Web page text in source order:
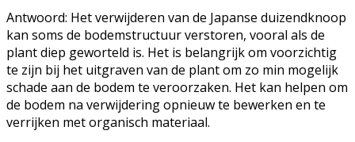
Antwoord: Het verwijderen van de Japanse duizendknoop
kan soms de bodemstructuur verstoren, vooral als de
plant diep geworteld is. Het is belangrijk om voorzichtig
te zijn bij het uitgraven van de plant om zo min mogelijk
schade aan de bodem te veroorzaken. Het kan helpen om
de bodem na verwijdering opnieuw te bewerken en te
verrijken met organisch materiaal.